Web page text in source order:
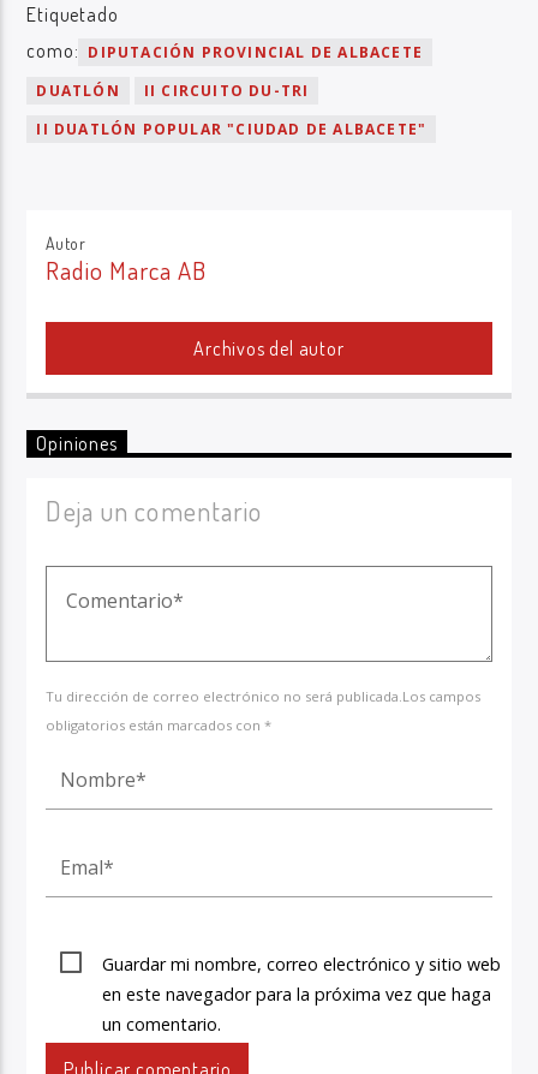
Etiquetado
como: DIPUTACIÓN PROVINCIAL DE ALBACETE
DUATLÓN
II CIRCUITO DU-TRI
II DUATLÓN POPULAR "CIUDAD DE ALBACETE"
Autor
Radio Marca AB
Archivos del autor
Opiniones
Deja un comentario
Tu dirección de correo electrónico no será publicada.Los campos
obligatorios están marcados con *
Guardar mi nombre, correo electrónico y sitio web
en este navegador para la próxima vez que haga
un comentario.